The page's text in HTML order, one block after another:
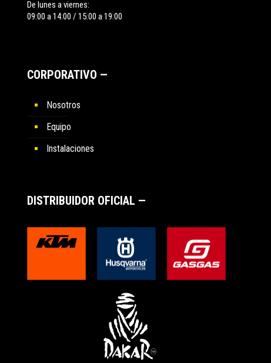
De lunes a viernes:
09:00 a 14:00 / 15:00 a 19:00
CORPORATIVO —
Nosotros
Equipo
Instalaciones
DISTRIBUIDOR OFICIAL —